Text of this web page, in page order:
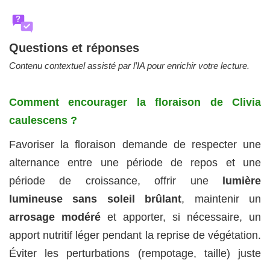
?
Questions et réponses
Contenu contextuel assisté par l’IA pour enrichir votre lecture.
Comment encourager la floraison de Clivia
caulescens ?
Favoriser la floraison demande de respecter une
alternance entre une période de repos et une
période de croissance, offrir une lumière
lumineuse sans soleil brûlant, maintenir un
arrosage modéré et apporter, si nécessaire, un
apport nutritif léger pendant la reprise de végétation.
Éviter les perturbations (rempotage, taille) juste